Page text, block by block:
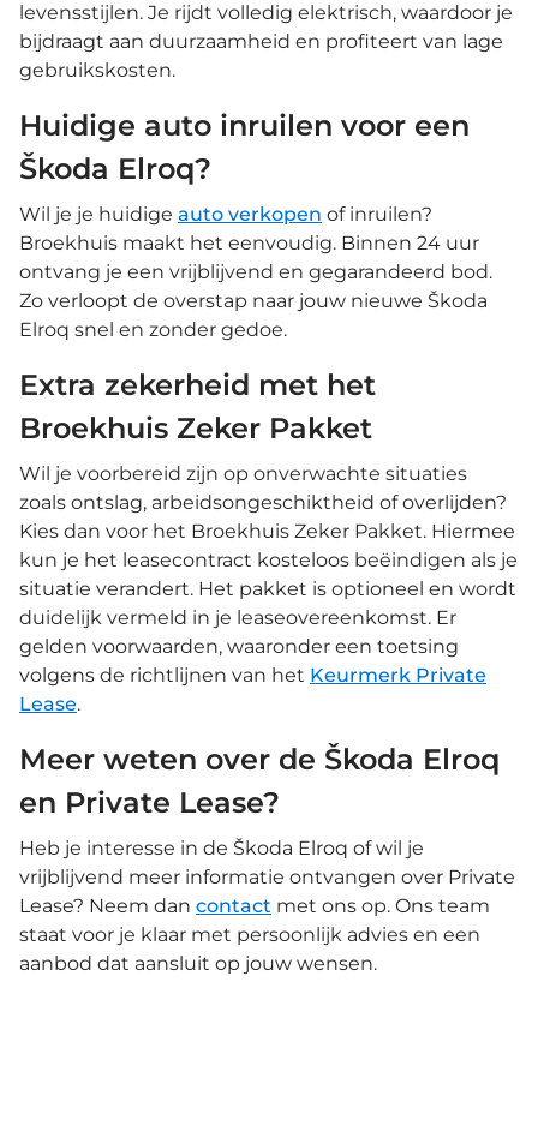
levensstijlen. Je rijdt volledig elektrisch, waardoor je
bijdraagt aan duurzaamheid en profiteert van lage
gebruikskosten.
Huidige auto inruilen voor een
Škoda Elroq?
Wil je je huidige auto verkopen of inruilen?
Broekhuis maakt het eenvoudig. Binnen 24 uur
ontvang je een vrijblijvend en gegarandeerd bod.
Zo verloopt de overstap naar jouw nieuwe Škoda
Elroq snel en zonder gedoe.
Extra zekerheid met het
Broekhuis Zeker Pakket
Wil je voorbereid zijn op onverwachte situaties
zoals ontslag, arbeidsongeschiktheid of overlijden?
Kies dan voor het Broekhuis Zeker Pakket. Hiermee
kun je het leasecontract kosteloos beëindigen als je
situatie verandert. Het pakket is optioneel en wordt
duidelijk vermeld in je leaseovereenkomst. Er
gelden voorwaarden, waaronder een toetsing
volgens de richtlijnen van het Keurmerk Private
Lease.
Meer weten over de Škoda Elroq
en Private Lease?
Heb je interesse in de Škoda Elroq of wil je
vrijblijvend meer informatie ontvangen over Private
Lease? Neem dan contact met ons op. Ons team
staat voor je klaar met persoonlijk advies en een
aanbod dat aansluit op jouw wensen.